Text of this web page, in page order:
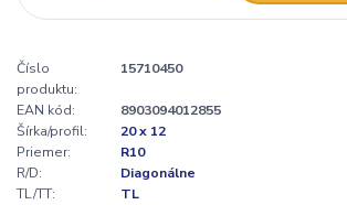
Číslo
produktu:
15710450
EAN kód:
8903094012855
Šírka/profil:
20 x 12
Priemer:
R10
R/D:
Diagonálne
TL/TT:
TL